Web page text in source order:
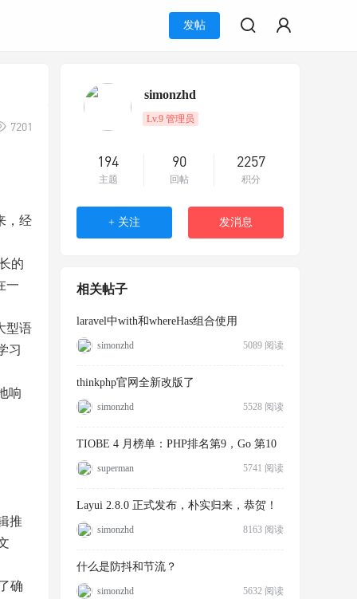
发帖
7201
，经
的
一
型语
习
响
推
确
simonzhd
Lv.9 管理员
194
主题
90
回帖
2257
积分
+ 关注 发消息
相关帖子
laravel中with和whereHas组合使用
5089 阅读
simonzhd
thinkphp官网全新改版了
5528 阅读
simonzhd
TIOBE 4 月榜单：PHP排名第9，Go 第10
5741 阅读
superman
Layui 2.8.0 正式发布，朴实归来，恭贺！
8163 阅读
simonzhd
什么是防抖和节流？
5632 阅读
simonzhd